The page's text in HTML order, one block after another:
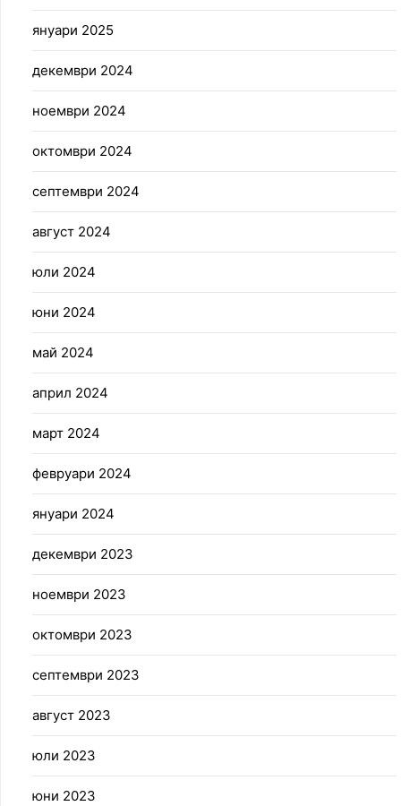
януари 2025
декември 2024
ноември 2024
октомври 2024
септември 2024
август 2024
юли 2024
юни 2024
май 2024
април 2024
март 2024
февруари 2024
януари 2024
декември 2023
ноември 2023
октомври 2023
септември 2023
август 2023
юли 2023
юни 2023